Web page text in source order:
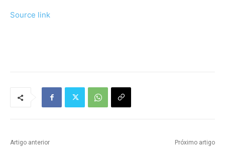
Source link
Artigo anterior Próximo artigo